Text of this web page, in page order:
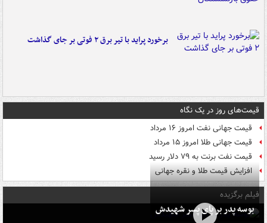
برخورد پراید با تیر برق ۲ فوتی بر جای گذاشت
قیمت‌های روز در یک نگاه
قیمت جهانی نفت امروز ۱۶ مرداد
قیمت جهانی طلا امروز ۱۵ مرداد
قیمت نفت برنت به ۷۹ دلار رسید
افزایش قیمت طلا و نقره جهانی
فیلم برگزیده
بوسه‌ پدر بر پای پسر شهیدش